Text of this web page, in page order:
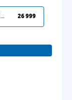
TU L'AS BIEN MÉRITÉ 26 999